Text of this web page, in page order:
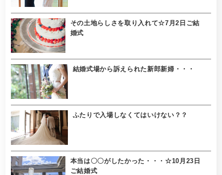
その土地らしさを取り入れて☆7月2日ご結
婚式
結婚式場から訴えられた新郎新婦・・・
ふたりで入場しなくてはいけない？？
本当は〇〇がしたかった・・・☆10月23日
ご結婚式